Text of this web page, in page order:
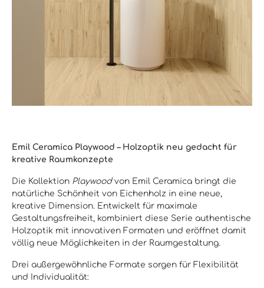
Emil Ceramica Playwood – Holzoptik neu gedacht für
kreative Raumkonzepte
Die Kollektion Playwoodvon Emil Ceramica bringt die
natürliche Schönheit von Eichenholz in eine neue,
kreative Dimension. Entwickelt für maximale
Gestaltungsfreiheit, kombiniert diese Serie authentische
Holzoptik mit innovativen Formaten und eröffnet damit
völlig neue Möglichkeiten in der Raumgestaltung.
Drei außergewöhnliche Formate sorgen für Flexibilität
und Individualität: